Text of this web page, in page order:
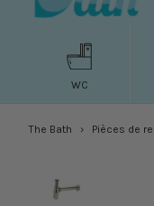
WC
The Bath Pièces de